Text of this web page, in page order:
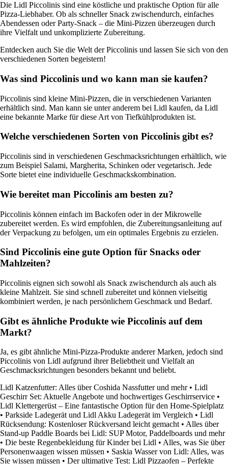
Die Lidl Piccolinis sind eine köstliche und praktische Option für alle
Pizza-Liebhaber. Ob als schneller Snack zwischendurch, einfaches
Abendessen oder Party-Snack – die Mini-Pizzen überzeugen durch
ihre Vielfalt und unkomplizierte Zubereitung.
Entdecken auch Sie die Welt der Piccolinis und lassen Sie sich von den
verschiedenen Sorten begeistern!
Was sind Piccolinis und wo kann man sie kaufen?
Piccolinis sind kleine Mini-Pizzen, die in verschiedenen Varianten
erhältlich sind. Man kann sie unter anderem bei Lidl kaufen, da Lidl
eine bekannte Marke für diese Art von Tiefkühlprodukten ist.
Welche verschiedenen Sorten von Piccolinis gibt es?
Piccolinis sind in verschiedenen Geschmacksrichtungen erhältlich, wie
zum Beispiel Salami, Margherita, Schinken oder vegetarisch. Jede
Sorte bietet eine individuelle Geschmackskombination.
Wie bereitet man Piccolinis am besten zu?
Piccolinis können einfach im Backofen oder in der Mikrowelle
zubereitet werden. Es wird empfohlen, die Zubereitungsanleitung auf
der Verpackung zu befolgen, um ein optimales Ergebnis zu erzielen.
Sind Piccolinis eine gute Option für Snacks oder
Mahlzeiten?
Piccolinis eignen sich sowohl als Snack zwischendurch als auch als
kleine Mahlzeit. Sie sind schnell zubereitet und können vielseitig
kombiniert werden, je nach persönlichem Geschmack und Bedarf.
Gibt es ähnliche Produkte wie Piccolinis auf dem
Markt?
Ja, es gibt ähnliche Mini-Pizza-Produkte anderer Marken, jedoch sind
Piccolinis von Lidl aufgrund ihrer Beliebtheit und Vielfalt an
Geschmacksrichtungen besonders bekannt und beliebt.
Lidl Katzenfutter: Alles über Coshida Nassfutter und mehr• Lidl
Geschirr Set: Aktuelle Angebote und hochwertiges Geschirrservice •
Lidl Klettergerüst – Eine fantastische Option für den Home-Spielplatz
• Parkside Ladegerät und Lidl Akku Ladegerät im Vergleich • Lidl
Rücksendung: Kostenloser Rückversand leicht gemacht • Alles über
Stand-up Paddle Boards bei Lidl: SUP Motor, Paddelboards und mehr
• Die beste Regenbekleidung für Kinder bei Lidl • Alles, was Sie über
Personenwaagen wissen müssen • Saskia Wasser von Lidl: Alles, was
Sie wissen müssen • Der ultimative Test: Lidl Pizzaofen – Perfekte